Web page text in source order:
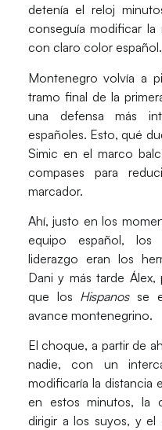
detenía el reloj
conseguía modificar la
con claro color español.
Montenegro volvía a
tramo final de la
una defensa más
españoles. Esto, qué
Simic en el marco
compases para
marcador.
Ahí, justo en los
equipo español, los
liderazgo eran los
Dani y más tarde
que los Hispanos se
avance montenegrino.
El choque, a partir de
nadie, con un
modificaría la distancia
en estos minutos, la
dirigir a los suyos, y el